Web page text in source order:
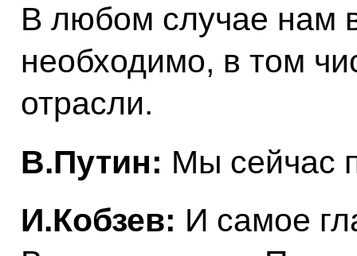
В любом случае нам
необходимо, в том
отрасли.
В.Путин: Мы сейчас
И.Кобзев: И самое